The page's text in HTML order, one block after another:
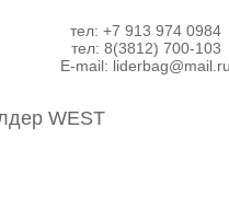
тел: +7 913 974 0984
тел: 8(3812) 700-103
E-mail:
WEST